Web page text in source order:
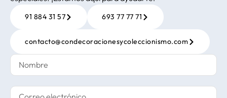
91 884 31 57 693 77 77 71
contacto@condecoracionesycoleccionismo.com